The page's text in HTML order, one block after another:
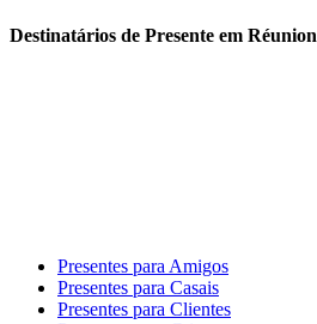
Destinatários de Presente em Réunion
Presentes para Amigos
Presentes para Casais
Presentes para Clientes